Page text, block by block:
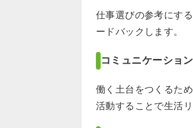
仕事選びの参考にす
ードバックします。
コミュニケーショ
働く土台をつくるた
活動することで生活